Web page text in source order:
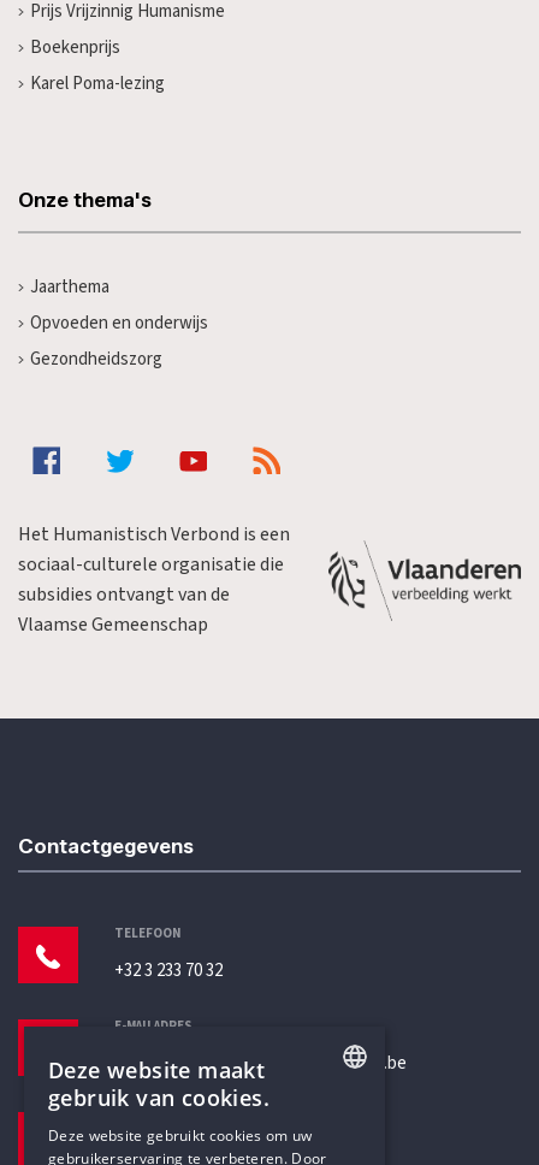
Prijs Vrijzinnig Humanisme
Boekenprijs
Karel Poma-lezing
Onze thema's
Jaarthema
Opvoeden en onderwijs
Gezondheidszorg
Het Humanistisch Verbond is een
sociaal-culturele organisatie die
subsidies ontvangt van de
Vlaamse Gemeenschap
Contactgegevens
TELEFOON
+32 3 233 70 32
E-MAILADRES
secretariaat@humanistischverbond.be
Pottenbrug 4 DUTCH
Deze website maakt
gebruik van cookies.
Deze website gebruikt cookies om uw
gebruikerservaring te verbeteren. Door